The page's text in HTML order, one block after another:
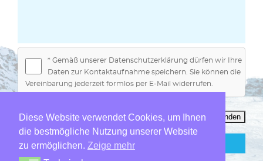
* Gemäß unserer Datenschutzerklärung dürfen wir Ihre
Daten zur Kontaktaufnahme speichern. Sie können die
Vereinbarung jederzeit formlos per E-Mail widerrufen.
Diese Website verwendet Cookies, um Ihnen
die bestmögliche Nutzung unserer Website
zu ermöglichen. Zeige mehr